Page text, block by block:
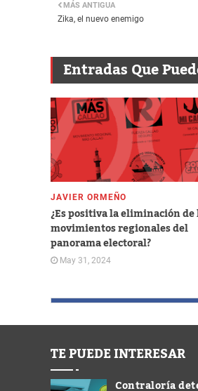
MÁS ANTIGUA
Zika, el nuevo enemigo
Entradas Que
JAVIER ORMEÑO
¿Es positiva la eliminación de
movimientos regionales del
panorama electoral?
May 31, 2024
TE PUEDE INTERESAR
Contraloría